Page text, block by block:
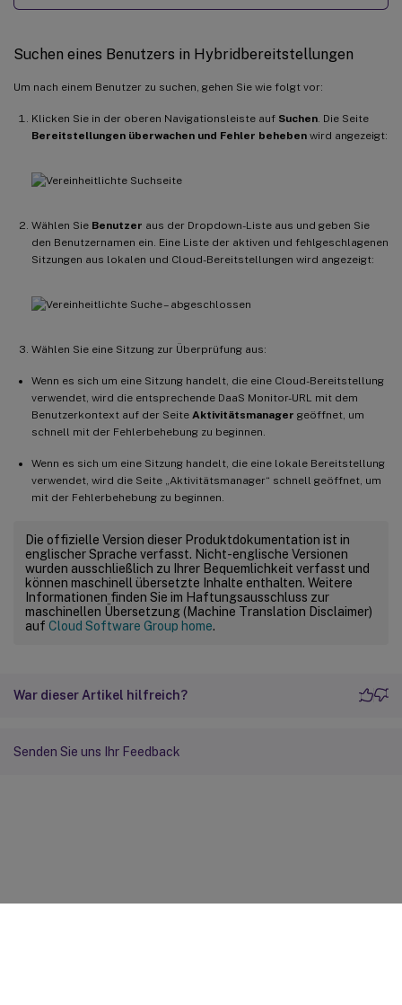
Suchen eines Benutzers in Hybridbereitstellungen
Um nach einem Benutzer zu suchen, gehen Sie wie folgt vor:
Klicken Sie in der oberen Navigationsleiste auf Suchen . Die Seite
Bereitstellungen überwachen und Fehler beheben wird angezeigt:
Wählen Sie Benutzer aus der Dropdown-Liste aus und geben Sie
den Benutzernamen ein. Eine Liste der aktiven und fehlgeschlagenen
Sitzungen aus lokalen und Cloud-Bereitstellungen wird angezeigt:
Wählen Sie eine Sitzung zur Überprüfung aus:
Wenn es sich um eine Sitzung handelt, die eine Cloud-Bereitstellung
verwendet, wird die entsprechende DaaS Monitor-URL mit dem
Benutzerkontext auf der Seite Aktivitätsmanager geöffnet, um
schnell mit der Fehlerbehebung zu beginnen.
Wenn es sich um eine Sitzung handelt, die eine lokale Bereitstellung
verwendet, wird die Seite „Aktivitätsmanager“ schnell geöffnet, um
mit der Fehlerbehebung zu beginnen.
Die offizielle Version dieser Produktdokumentation ist in
englischer Sprache verfasst. Nicht-englische Versionen
wurden ausschließlich zu Ihrer Bequemlichkeit verfasst und
können maschinell übersetzte Inhalte enthalten. Weitere
Informationen finden Sie im Haftungsausschluss zur
maschinellen Übersetzung (Machine Translation Disclaimer)
auf Cloud Software Group home.
War dieser Artikel hilfreich?
Senden Sie uns Ihr Feedback